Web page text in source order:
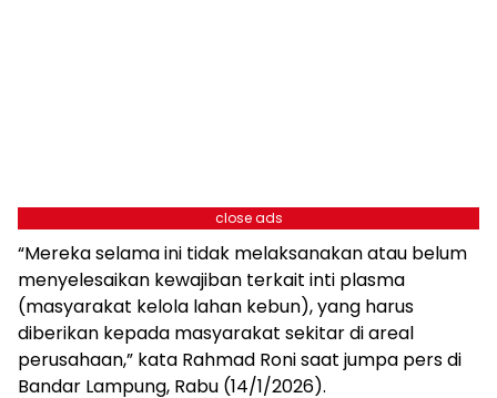
close ads
“Mereka selama ini tidak melaksanakan atau belum
menyelesaikan kewajiban terkait inti plasma
(masyarakat kelola lahan kebun), yang harus
diberikan kepada masyarakat sekitar di areal
perusahaan,” kata Rahmad Roni saat jumpa pers di
Bandar Lampung, Rabu (14/1/2026).